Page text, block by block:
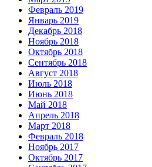
Февраль 2019
Январь 2019
Декабрь 2018
Ноябрь 2018
Октябрь 2018
Сентябрь 2018
Август 2018
Июль 2018
Июнь 2018
Май 2018
Апрель 2018
Март 2018
Февраль 2018
Ноябрь 2017
Октябрь 2017